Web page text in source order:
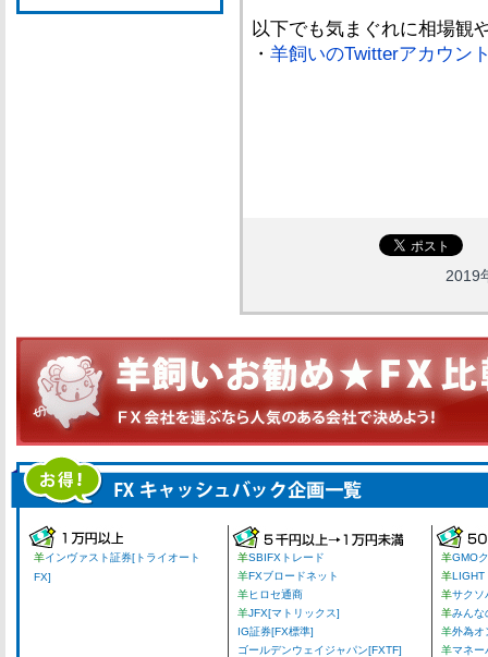
以下でも気まぐれに相場観
・ 羊飼いのTwitterアカウン
2019
羊インヴァスト証券[トライオート
FX]
羊SBIFXトレード
羊FXブロードネット
羊ヒロセ通商
羊JFX[マトリックス]
IG証券[FX標準]
ゴールデンウェイジャパン[FXTF]
羊GMO
羊LIGHT
羊サクソ
羊みんな
羊外為オ
羊マネー